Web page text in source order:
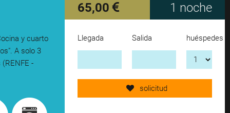
y cuarto
A solo 3
-
65,00 1 noche
Llegada Salida huéspedes
solicitud